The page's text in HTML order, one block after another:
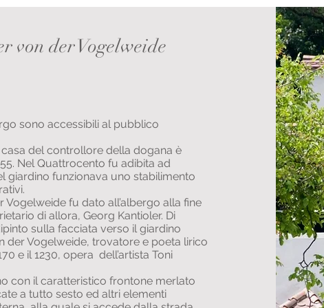
von der Vogelweide
sono accessibili al pubblico
casa del controllore della dogana è
Nel Quattrocento fu adibita ad
giardino funzionava uno stabilimento
Vogelweide fu dato all’albergo alla fine
di allora, Georg Kantioler. Di
sulla facciata verso il giardino
der Vogelweide, trovatore e poeta lirico
e il 1230, opera dell’artista Toni
con il caratteristico frontone merlato
a tutto sesto ed altri elementi